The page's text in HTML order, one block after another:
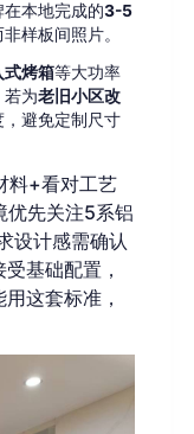
在本地完成的3-5
样板间照片。
式烤箱等大功率
若为老旧小区改
，避免定制尺寸
料+看对工艺
优先关注5系铝
设计感需确认
基础配置，
这套标准，